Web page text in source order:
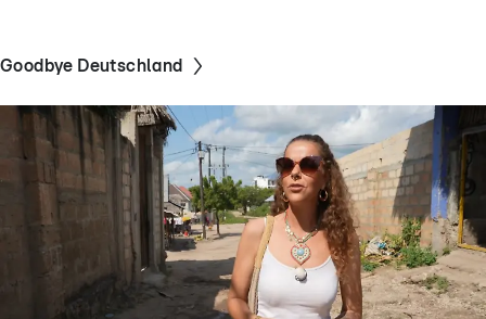
Goodbye Deutschland